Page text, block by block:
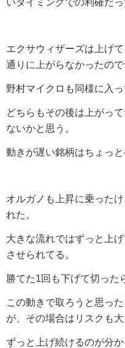
エクサウィザーズは上げ
通りに上がらなかったので
野村マイクロも同様に入っ
どちらもその後は上がっ
ないかと思う。
動きが遅い銘柄はちょっと
オルガノも上昇に乗った
れた。
大きな流れではずっと上
させられてる。
勝てた1回も下げて切った
この動きで取ろうと思っ
が、その場合はリスクも大
ずっと上げ続けるのが分